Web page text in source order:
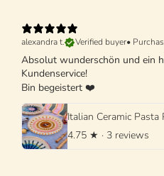
alexandra t.
Verified buyer•
Absolut wunderschön und ein
Kundenservice!
Bin begeistert ❤️
4.75 ★ · 3 reviews